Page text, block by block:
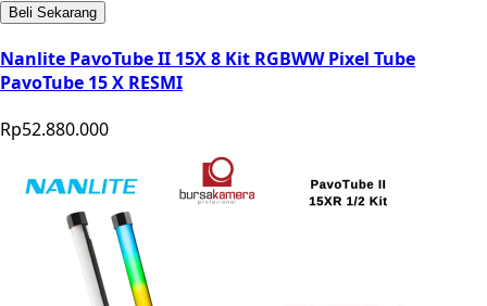
Beli Sekarang
Nanlite PavoTube II 15X 8 Kit RGBWW Pixel Tube
PavoTube 15 X RESMI
Rp52.880.000